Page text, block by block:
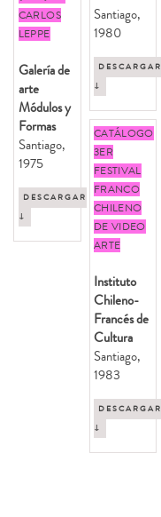
CARLOS
LEPPE
Galería de
arte
Módulos y
Formas
Santiago,
1975
DESCARGAR
↓
Santiago,
1980
DESCARGAR
↓
CATÁLOGO
3ER
FESTIVAL
FRANCO
CHILENO
DE VIDEO
ARTE
Instituto
Chileno-
Francés de
Cultura
Santiago,
1983
DESCARGAR
↓